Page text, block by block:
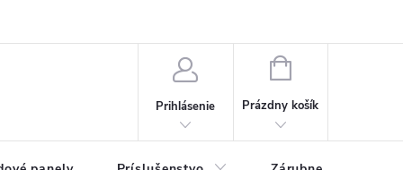
osobných údajov
Prihlásenie
NÁKUPNÝ KOŠÍK
Prázdny košík